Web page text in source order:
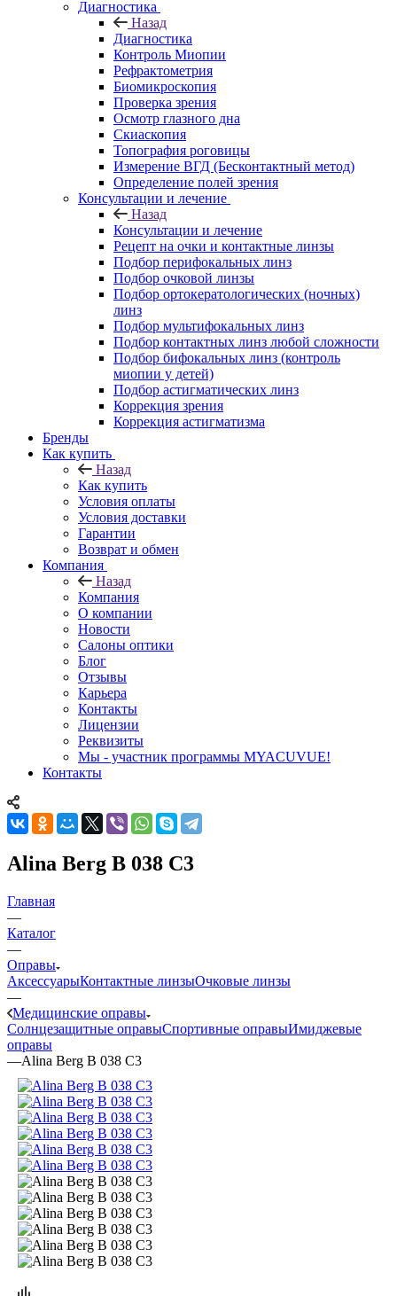
Диагностика
Назад
Диагностика
Контроль Миопии
Рефрактометрия
Биомикроскопия
Проверка зрения
Осмотр глазного дна
Скиаскопия
Топография роговицы
Измерение ВГД (Бесконтактный метод)
Определение полей зрения
Консультации и лечение
Назад
Консультации и лечение
Рецепт на очки и контактные линзы
Подбор перифокальных линз
Подбор очковой линзы
Подбор ортокератологических (ночных)
линз
Подбор мультифокальных линз
Подбор контактных линз любой сложности
Подбор бифокальных линз (контроль
миопии у детей)
Подбор астигматических линз
Коррекция зрения
Коррекция астигматизма
Бренды
Как купить
Назад
Как купить
Условия оплаты
Условия доставки
Гарантии
Возврат и обмен
Компания
Назад
Компания
О компании
Новости
Салоны оптики
Блог
Отзывы
Карьера
Контакты
Лицензии
Реквизиты
Мы - участник программы MYACUVUE!
Контакты
Alina Berg B 038 C3
Главная
—
Каталог
—
Оправы
АксессуарыКонтактные линзыОчковые линзы
—
Медицинские оправы
Солнцезащитные оправыСпортивные оправыИмиджевые
оправы
—Alina Berg B 038 C3